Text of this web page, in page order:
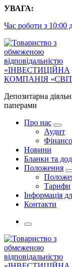
Перейти
контенту
УВАГА:
Час роботи з 10:00
Депозитарна
паперами
Про нас
Аудит
Новини
Бланки та
Положення
Тарифи
Інформація
Контакти